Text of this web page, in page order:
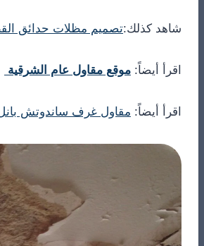
شاهد كذلك:تصميم مظلات حدائق
اقرأ أيضاً: موقع مقاول عام الشرقية
اقرأ أيضاً: مقاول غرف ساندوتش بانل